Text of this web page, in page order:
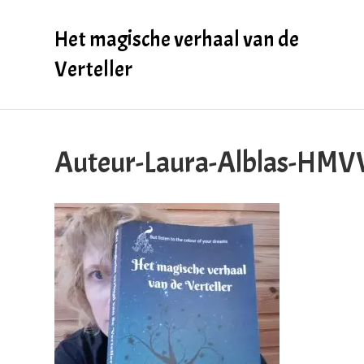
Het magische verhaal van de
Verteller
Auteur-Laura-Alblas-